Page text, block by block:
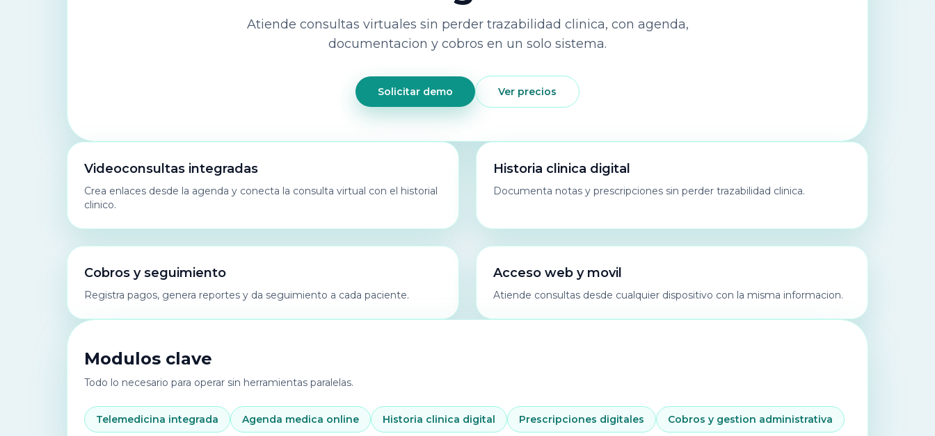
Atiende consultas virtuales sin perder trazabilidad clinica, con agenda,
documentacion y cobros en un solo sistema.
Solicitar demo Ver precios
Videoconsultas integradas
Crea enlaces desde la agenda y conecta la consulta virtual con el historial
clinico.
Historia clinica digital
Documenta notas y prescripciones sin perder trazabilidad clinica.
Cobros y seguimiento
Registra pagos, genera reportes y da seguimiento a cada paciente.
Acceso web y movil
Atiende consultas desde cualquier dispositivo con la misma informacion.
Modulos clave
Todo lo necesario para operar sin herramientas paralelas.
Telemedicina integrada Agenda medica online Historia clinica digital Prescripciones digitales Cobros y gestion administrativa